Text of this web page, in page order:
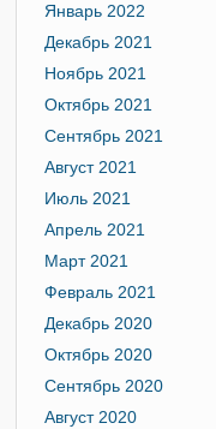
Январь 2022
Декабрь 2021
Ноябрь 2021
Октябрь 2021
Сентябрь 2021
Август 2021
Июль 2021
Апрель 2021
Март 2021
Февраль 2021
Декабрь 2020
Октябрь 2020
Сентябрь 2020
Август 2020